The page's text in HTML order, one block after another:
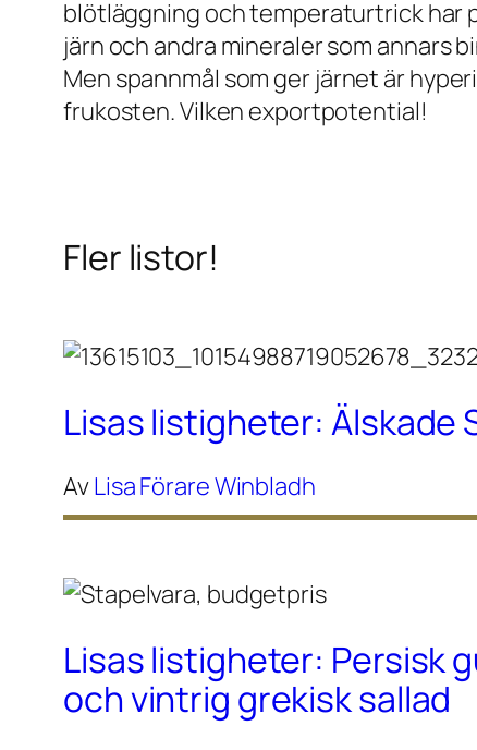
blötläggning och temperaturtrick har
järn och andra mineraler som annars
Men spannmål som ger järnet är
frukosten. Vilken exportpotential!
Fler listor!
Lisas listigheter: Älskade
AvLisa Förare Winbladh
Lisas listigheter: Persisk
och vintrig grekisk sallad